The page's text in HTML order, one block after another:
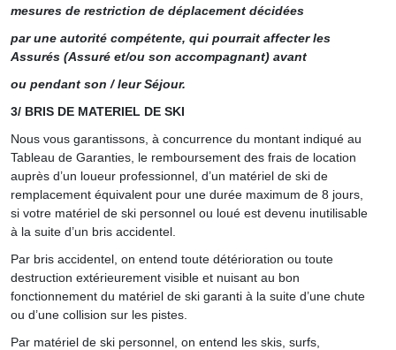
mesures de restriction de déplacement décidées
par une autorité compétente, qui pourrait affecter les
Assurés (Assuré et/ou son accompagnant) avant
ou pendant son / leur Séjour.
3/ BRIS DE MATERIEL DE SKI
Nous vous garantissons, à concurrence du montant indiqué au
Tableau de Garanties, le remboursement des frais de location
auprès d’un loueur professionnel, d’un matériel de ski de
remplacement équivalent pour une durée maximum de 8 jours,
si votre matériel de ski personnel ou loué est devenu inutilisable
à la suite d’un bris accidentel.
Par bris accidentel, on entend toute détérioration ou toute
destruction extérieurement visible et nuisant au bon
fonctionnement du matériel de ski garanti à la suite d’une chute
ou d’une collision sur les pistes.
Par matériel de ski personnel, on entend les skis, surfs,